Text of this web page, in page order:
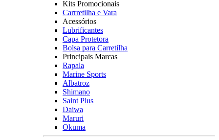
Kits Promocionais
Carrretilha e Vara
Acessórios
Lubrificantes
Capa Protetora
Bolsa para Carretilha
Principais Marcas
Rapala
Marine Sports
Albatroz
Shimano
Saint Plus
Daiwa
Maruri
Okuma